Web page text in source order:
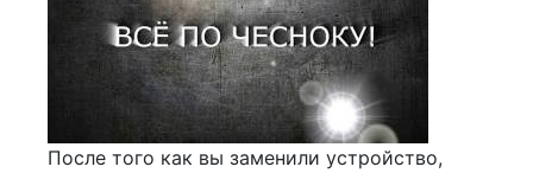
После того как вы заменили устройство,